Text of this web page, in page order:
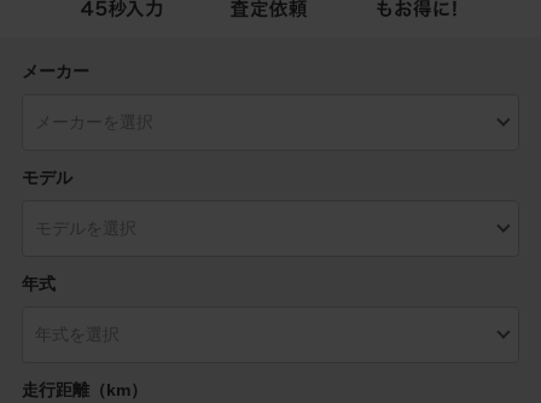
メーカー
モデル
年式
走行距離（km）